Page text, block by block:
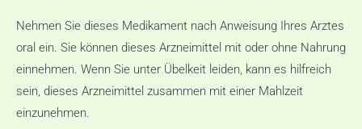
Nehmen Sie dieses Medikament nach Anweisung Ihres Arztes
oral ein. Sie können dieses Arzneimittel mit oder ohne Nahrung
einnehmen. Wenn Sie unter Übelkeit leiden, kann es hilfreich
sein, dieses Arzneimittel zusammen mit einer Mahlzeit
einzunehmen.